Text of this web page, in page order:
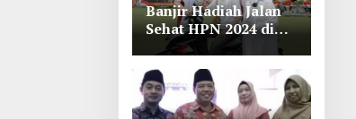
Banjir Hadiah Jalan
Sehat HPN 2024 di
Polres Jombang,
Lihat Tuh Wartawan
Dapat Motor